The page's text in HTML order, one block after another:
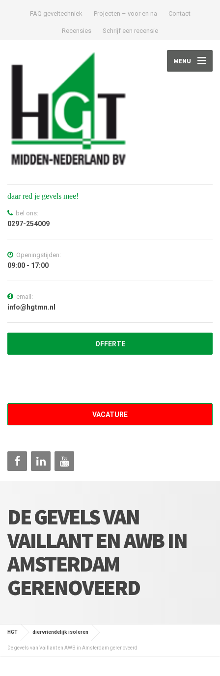
FAQ geveltechniek Projecten – voor en na Contact
Recensies Schrijf een recensie
MENU
daar red je gevels mee!
bel ons:
0297-254009
Openingstijden:
09:00 - 17:00
email:
info@hgtmn.nl
OFFERTE
VACATURE
DE GEVELS VAN
VAILLANT EN AWB IN
AMSTERDAM
GERENOVEERD
HGT diervriendelijk isoleren
De gevels van Vaillant en AWB in Amsterdam gerenoveerd